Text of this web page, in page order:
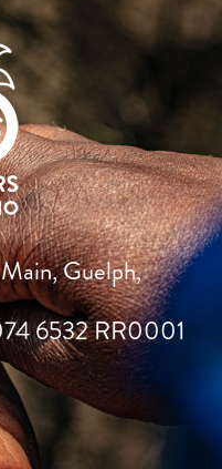
Guelph,
6532 RR0001